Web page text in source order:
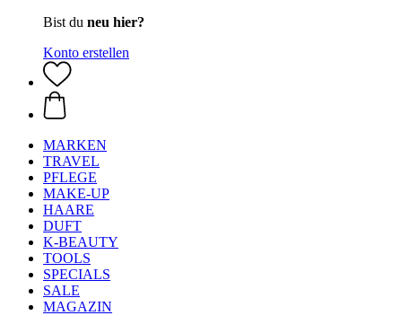
Bist du neu hier?
Konto erstellen
MARKEN
TRAVEL
PFLEGE
MAKE-UP
HAARE
DUFT
K-BEAUTY
TOOLS
SPECIALS
SALE
MAGAZIN